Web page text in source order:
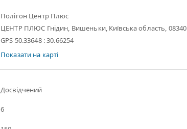
Полігон Центр Плюс
ЦЕНТР ПЛЮС Гнідин, Вишеньки, Київська область, 08340
GPS 50.33648 : 30.66254
Показати на карті
Досвідчений
6